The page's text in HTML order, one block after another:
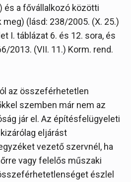
és a fővállalkozó közötti
(lásd: 238/2005. (X. 25.)
I. táblázat 6. és 12. sora, és
2013. (VII. 11.) Korm. rend.
az összeférhetetlen
szemben már nem az
jár el. Az építésfelügyeleti
eljárást
vezető szervnél, ha
vagy felelős műszaki
észlel